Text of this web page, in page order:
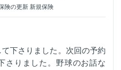
険の更新 新規保険
下さりました。次回の予約
さりました。野球のお話な